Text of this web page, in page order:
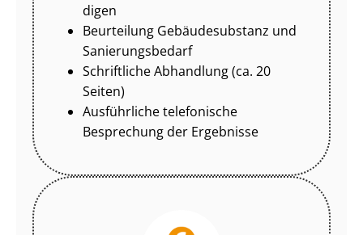
di­gen
Beurteilung Gebäudesubstanz und
Sa­nie­rungs­be­darf
Schriftliche Abhandlung (ca. 20
Seiten)
Ausführliche telefonische
Besprechung der Ergebnisse